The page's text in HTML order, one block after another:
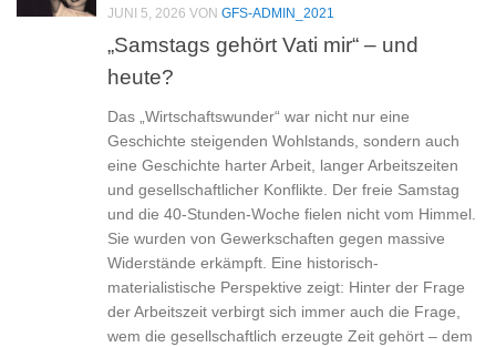
JUNI 5, 2026 VON GFS-ADMIN_2021
„Samstags gehört Vati mir“ – und
heute?
Das „Wirtschaftswunder“ war nicht nur eine
Geschichte steigenden Wohlstands, sondern auch
eine Geschichte harter Arbeit, langer Arbeitszeiten
und gesellschaftlicher Konflikte. Der freie Samstag
und die 40-Stunden-Woche fielen nicht vom Himmel.
Sie wurden von Gewerkschaften gegen massive
Widerstände erkämpft. Eine historisch-
materialistische Perspektive zeigt: Hinter der Frage
der Arbeitszeit verbirgt sich immer auch die Frage,
wem die gesellschaftlich erzeugte Zeit gehört – dem